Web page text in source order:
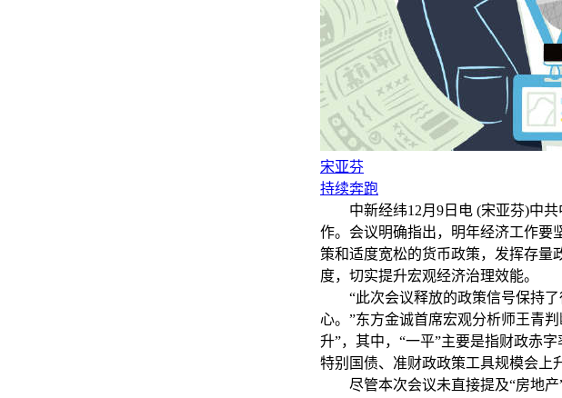
宋亚芬
持续奔跑
中新经纬12月9日电 (宋亚芬)中共
作。会议明确指出，明年经济工作要
策和适度宽松的货币政策，发挥存量
度，切实提升宏观经济治理效能。
“此次会议释放的政策信号保持了
心。”东方金诚首席宏观分析师王青
升”，其中，“一平”主要是指财政赤
特别国债、准财政政策工具规模会上
尽管本次会议未直接提及“房地产”